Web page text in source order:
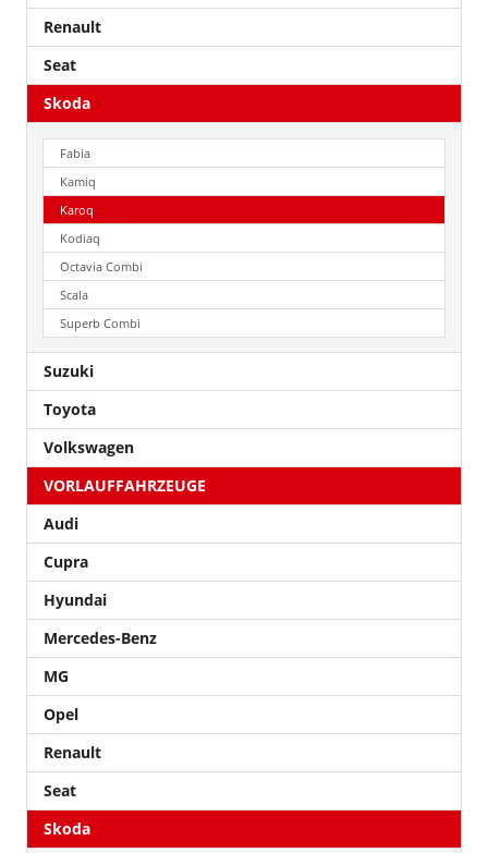
Renault
Seat
Skoda
Fabia
Kamiq
Karoq
Kodiaq
Octavia Combi
Scala
Superb Combi
Suzuki
Toyota
Volkswagen
VORLAUFFAHRZEUGE
Audi
Cupra
Hyundai
Mercedes-Benz
MG
Opel
Renault
Seat
Skoda